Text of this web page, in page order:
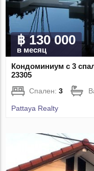
฿ 130 000
в месяц
Кондоминиум с 3
23305
Спален:3
Pattaya Realty